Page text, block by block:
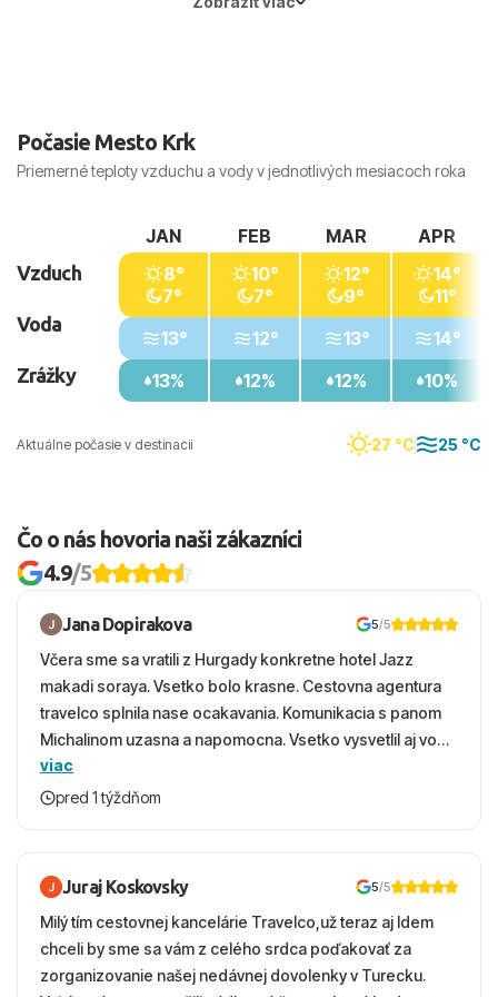
Počasie Mesto Krk
Priemerné teploty vzduchu a vody v jednotlivých mesiacoch roka
Aktuálne počasie v destinacii 27 °C 25 °C
Vzduch
Voda
Zrážky
JAN
8°
7°
13°
13%
FEB
10°
7°
12°
12%
MAR
12°
9°
13°
12%
APR
14°
11°
14°
10%
Čo o nás hovoria naši zákazníci
4.9/5
Jana Dopirakova 5/5
Včera sme sa vratili z Hurgady konkretne hotel Jazz
makadi soraya. Vsetko bolo krasne. Cestovna agentura
travelco splnila nase ocakavania. Komunikacia s panom
Michalinom uzasna a napomocna. Vsetko vysvetlil aj vo
vecernych hodinach zaco sa ospravedlnujem. Hotel
krasny, cisty. Sluzby top. Strava, prostredie, more,
viac
pred 1 týždňom
Juraj Koskovsky 5/5
Milý tím cestovnej kancelárie Travelco,už teraz aj Idem
chceli by sme sa vám z celého srdca poďakovať za
zorganizovanie našej nedávnej dovolenky v Turecku.